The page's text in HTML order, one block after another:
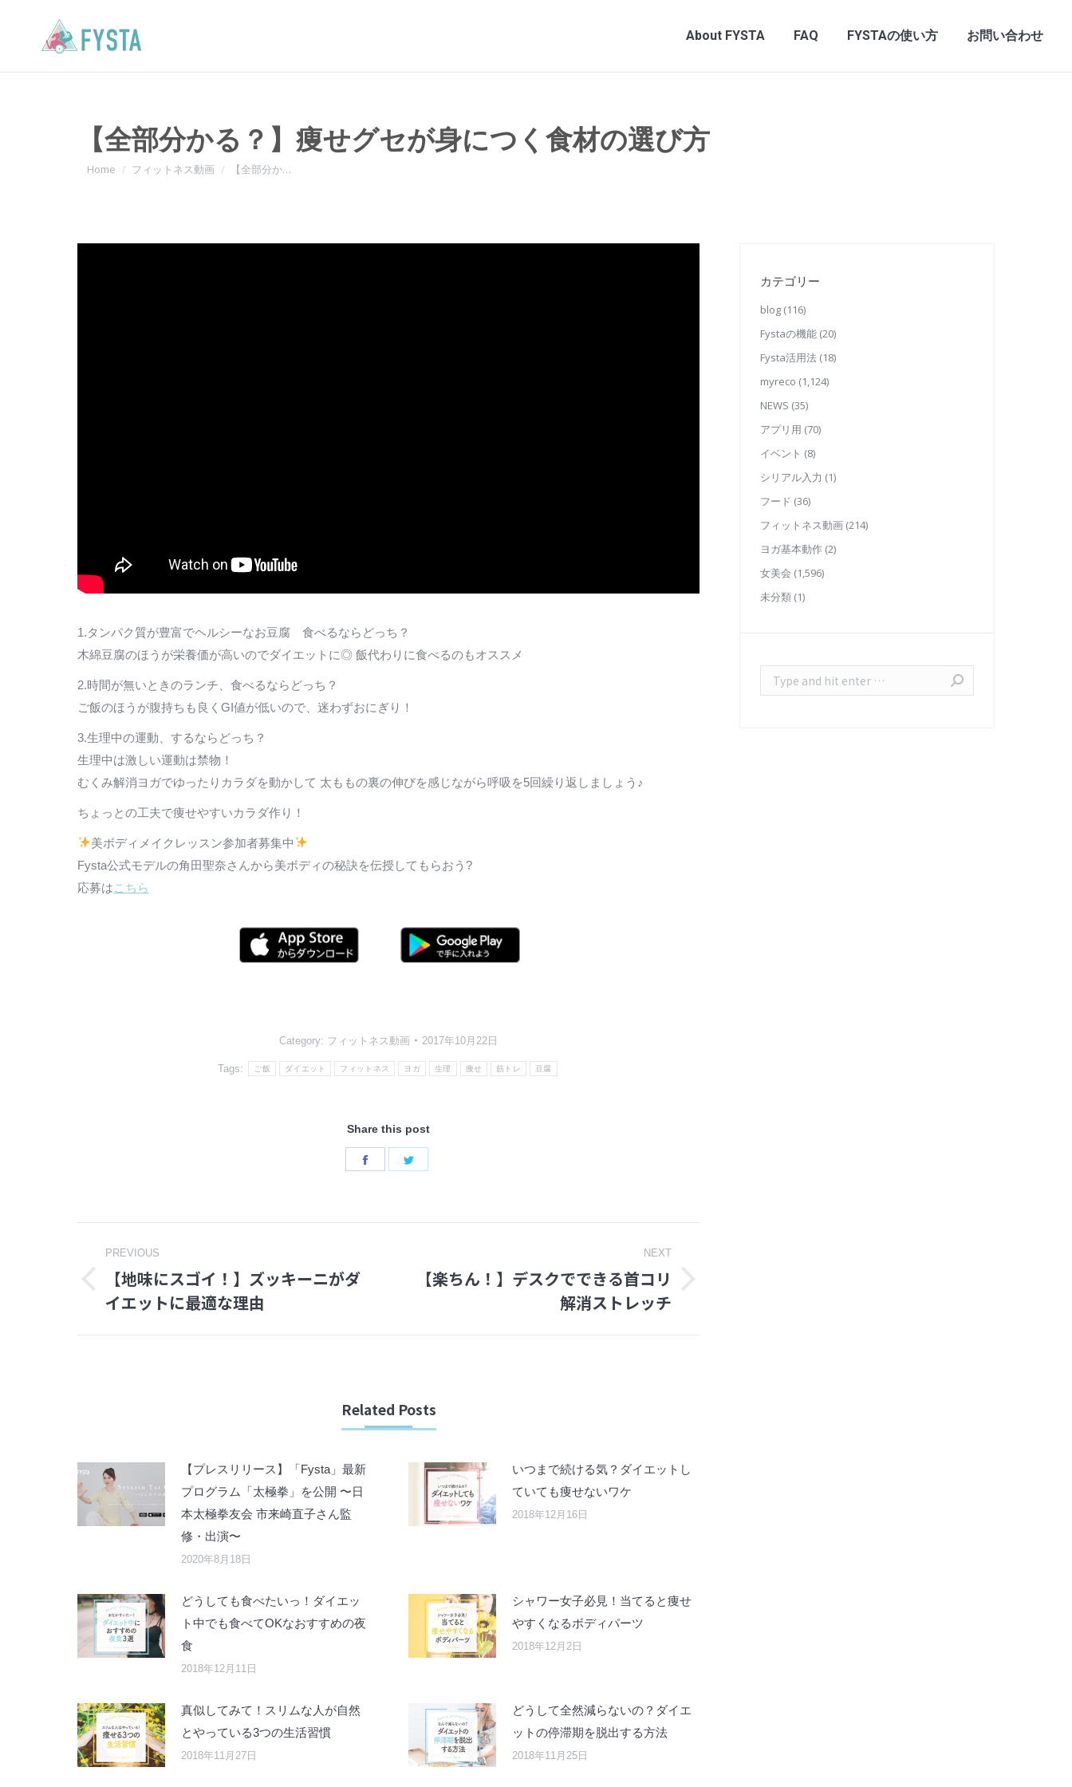
About FYSTA FAQ FYSTAの使い方 お問い合わせ
【全部分かる？】痩せグセが身につく食材の選び方
You are here:
Home フィットネス動画 【全部分か…
1.タンパク質が豊富でヘルシーなお豆腐 食べるならどっち？
木綿豆腐のほうが栄養価が高いのでダイエットに◎ 飯代わりに食べるのもオススメ
2.時間が無いときのランチ、食べるならどっち？
ご飯のほうが腹持ちも良くGI値が低いので、迷わずおにぎり！
3.生理中の運動、するならどっち？
生理中は激しい運動は禁物！
むくみ解消ヨガでゆったりカラダを動かして 太ももの裏の伸びを感じながら呼吸を5回繰り返しましょう♪
ちょっとの工夫で痩せやすいカラダ作り！
美ボディメイクレッスン参加者募集中
Fysta公式モデルの角田聖奈さんから美ボディの秘訣を伝授してもらおう?
応募はこちら
Category: フィットネス動画 2017年10月22日
Tags: ご飯 ダイエット フィットネス ヨガ 生理 痩せ 筋トレ 豆腐
Share this post
Share
Post
navigation
PREVIOUS
Previous
post:
【地味にスゴイ！】ズッキーニがダ
イエットに最適な理由
NEXT
Next【楽ちん！】デスクでできる首コリ
解消ストレッチ
Related Posts
【プレスリリース】「Fysta」最新
プログラム「太極拳」を公開 〜日
本太極拳友会 市来崎直子さん監
修・出演〜
2020年8月18日
いつまで続ける気？ダイエットし
ていても痩せないワケ
2018年12月16日
どうしても食べたいっ！ダイエッ
ト中でも食べてOKなおすすめの夜
食
2018年12月11日
シャワー女子必見！当てると痩せ
やすくなるボディパーツ
2018年12月2日
真似してみて！スリムな人が自然
とやっている3つの生活習慣
2018年11月27日
どうして全然減らないの？ダイエ
ットの停滞期を脱出する方法
2018年11月25日
カテゴリー
blog (116)
Fystaの機能 (20)
Fysta活用法 (18)
myreco (1,124)
NEWS (35)
アプリ用 (70)
イベント (8)
シリアル入力 (1)
フード (36)
フィットネス動画 (214)
ヨガ基本動作 (2)
女美会 (1,596)
未分類 (1)
Search: